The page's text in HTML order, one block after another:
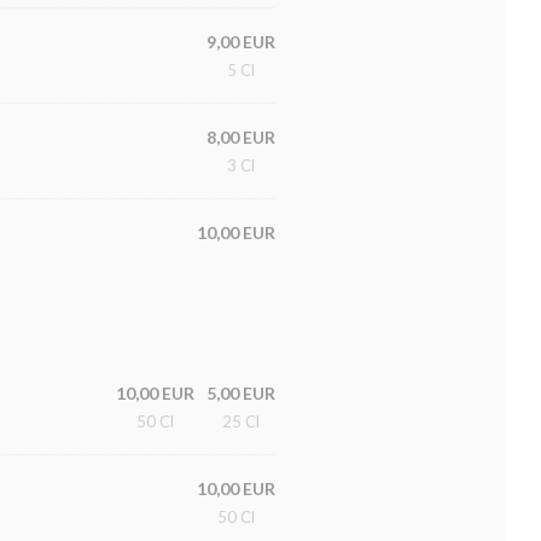
9,00 EUR
5 Cl
8,00 EUR
3 Cl
10,00 EUR
10,00 EUR
50 Cl
5,00 EUR
25 Cl
10,00 EUR
50 Cl